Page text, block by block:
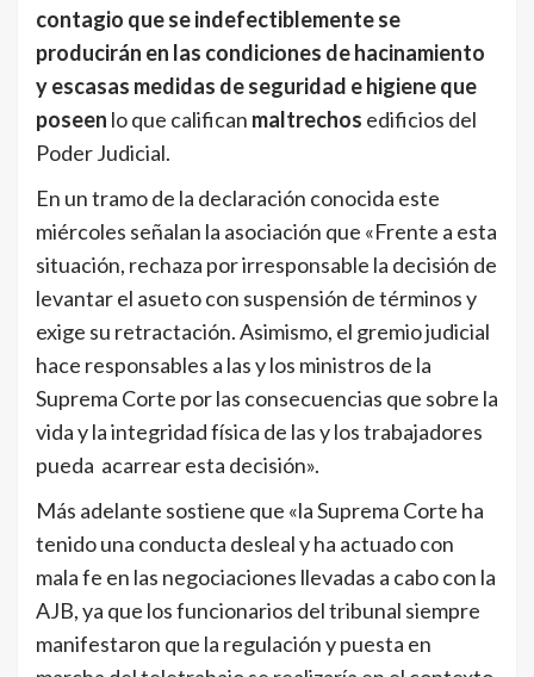
contagio que se indefectiblemente se
producirán en las condiciones de hacinamiento
y escasas medidas de seguridad e higiene que
poseen lo que califican maltrechos edificios del
Poder Judicial.
En un tramo de la declaración conocida este
miércoles señalan la asociación que «Frente a esta
situación, rechaza por irresponsable la decisión de
levantar el asueto con suspensión de términos y
exige su retractación. Asimismo, el gremio judicial
hace responsables a las y los ministros de la
Suprema Corte por las consecuencias que sobre la
vida y la integridad física de las y los trabajadores
pueda acarrear esta decisión».
Más adelante sostiene que «la Suprema Corte ha
tenido una conducta desleal y ha actuado con
mala fe en las negociaciones llevadas a cabo con la
AJB, ya que los funcionarios del tribunal siempre
manifestaron que la regulación y puesta en